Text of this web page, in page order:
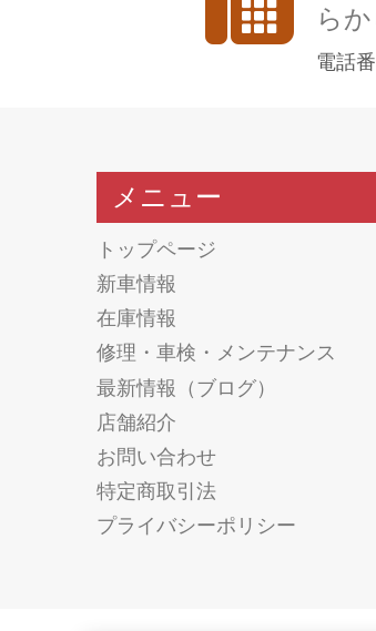
らか
電話
メニュー
トップページ
新車情報
在庫情報
修理・車検・メンテナンス
最新情報（ブログ）
店舗紹介
お問い合わせ
特定商取引法
プライバシーポリシー